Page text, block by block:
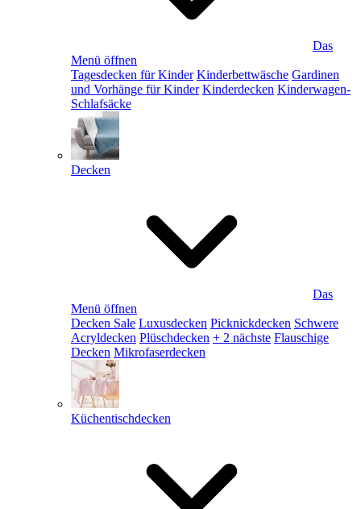
Das
Menü öffnen
Tagesdecken für Kinder Kinderbettwäsche Gardinen
und Vorhänge für Kinder Kinderdecken Kinderwagen-
Schlafsäcke
Decken
Das
Menü öffnen
Decken Sale Luxusdecken Picknickdecken Schwere
Acryldecken Plüschdecken + 2 nächste Flauschige
Decken Mikrofaserdecken
Küchentischdecken